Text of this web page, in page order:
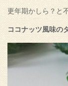
更年期かしら？と
ココナッツ風味の